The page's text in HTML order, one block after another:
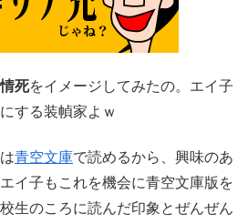
死をイメージしてみたの。エイ子
する装幀家よｗ
青空文庫で読めるから、興味のあ
イ子もこれを機会に青空文庫版を
生のころに読んだ印象とぜんぜん